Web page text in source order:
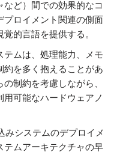
ど）間での効果的なコ
プロイメント関連の側面
的言語を提供する。
テムは、処理能力、メモ
約を多く抱えることがあ
制約を考慮しながら、
可能なハードウェアノ
みシステムのデプロイメ
テムアーキテクチャの早